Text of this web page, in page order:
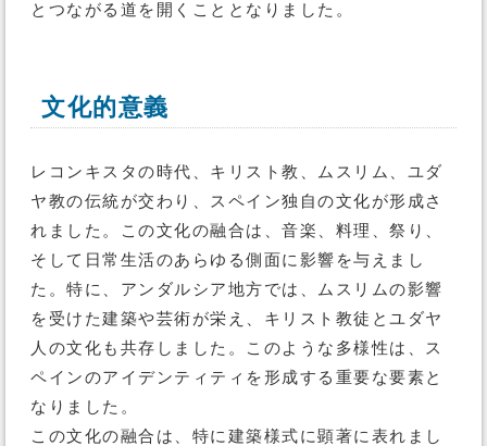
とつながる道を開くこととなりました。
文化的意義
レコンキスタの時代、キリスト教、ムスリム、ユダ
ヤ教の伝統が交わり、スペイン独自の文化が形成さ
れました。この文化の融合は、音楽、料理、祭り、
そして日常生活のあらゆる側面に影響を与えまし
た。特に、アンダルシア地方では、ムスリムの影響
を受けた建築や芸術が栄え、キリスト教徒とユダヤ
人の文化も共存しました。このような多様性は、ス
ペインのアイデンティティを形成する重要な要素と
なりました。
この文化の融合は、特に建築様式に顕著に表れまし